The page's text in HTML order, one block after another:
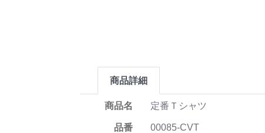
商品詳細
商品名 定番Ｔシャツ
品番 00085-CVT